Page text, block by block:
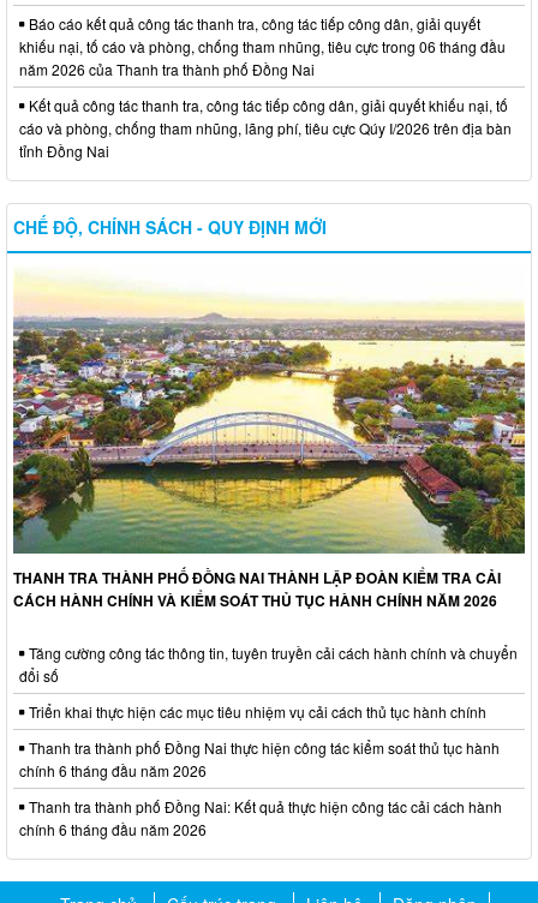
Báo cáo kết quả công tác thanh tra, công tác tiếp công dân, giải quyết
khiếu nại, tố cáo và phòng, chống tham nhũng, tiêu cực trong 06 tháng đầu
năm 2026 của Thanh tra thành phố Đồng Nai
Kết quả công tác thanh tra, công tác tiếp công dân, giải quyết khiếu nại, tố
cáo và phòng, chống tham nhũng, lãng phí, tiêu cực Qúy I/2026 trên địa bàn
tỉnh Đồng Nai
CHẾ ĐỘ, CHÍNH SÁCH - QUY ĐỊNH MỚI
THANH TRA THÀNH PHỐ ĐỒNG NAI THÀNH LẬP ĐOÀN KIỂM TRA CẢI
CÁCH HÀNH CHÍNH VÀ KIỂM SOÁT THỦ TỤC HÀNH CHÍNH NĂM 2026
Tăng cường công tác thông tin, tuyên truyền cải cách hành chính và chuyển
đổi số
Triển khai thực hiện các mục tiêu nhiệm vụ cải cách thủ tục hành chính
Thanh tra thành phố Đồng Nai thực hiện công tác kiểm soát thủ tục hành
chính 6 tháng đầu năm 2026
Thanh tra thành phố Đồng Nai: Kết quả thực hiện công tác cải cách hành
chính 6 tháng đầu năm 2026